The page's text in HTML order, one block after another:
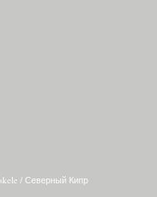
/ Северный Кипр